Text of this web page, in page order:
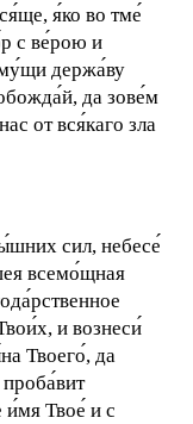
я́ко во тме́
с ве́рою и
держа́ву
да зове́м
от вся́каго зла
сил, небесе́
всемо́щная
и вознеси́
Твоего́, да
Твое́ и с